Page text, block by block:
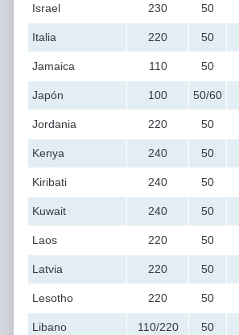
Israel 230 50
Italia 220 50
Jamaica 110 50
Japón 100 50/60
Jordania 220 50
Kenya 240 50
Kiribati 240 50
Kuwait 240 50
Laos 220 50
Latvia 220 50
Lesotho 220 50
Libano 110/220 50